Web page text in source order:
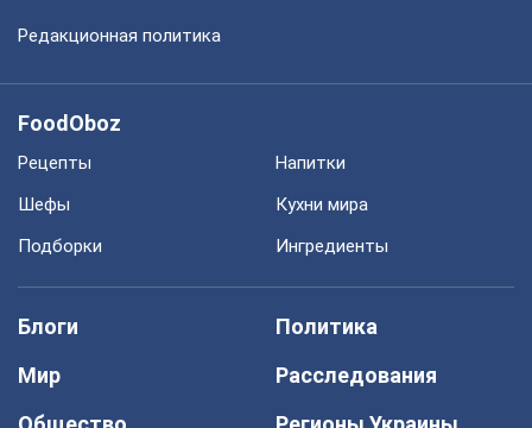
Редакционная политика
FoodOboz
Рецепты
Напитки
Шефы
Кухни мира
Подборки
Ингредиенты
Блоги
Политика
Мир
Расследования